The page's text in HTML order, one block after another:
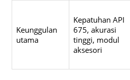
Keunggulan
utama
Kepatuhan API
675, akurasi
tinggi, modul
aksesori